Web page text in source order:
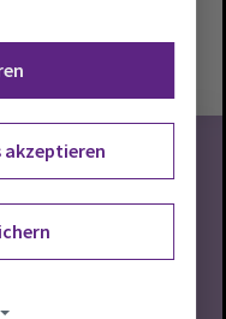
akzeptieren